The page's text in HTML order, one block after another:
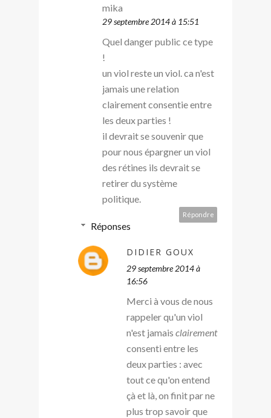
mika
29 septembre 2014 à 15:51
Quel danger public ce type
!
un viol reste un viol. ca n'est
jamais une relation
clairement consentie entre
les deux parties !
il devrait se souvenir que
pour nous épargner un viol
des rétines ils devrait se
retirer du système
politique.
Répondre
Réponses
DIDIER GOUX
29 septembre 2014 à
16:56
Merci à vous de nous
rappeler qu'un viol
n'est jamais clairement
consenti entre les
deux parties : avec
tout ce qu'on entend
çà et là, on finit par ne
plus trop savoir que